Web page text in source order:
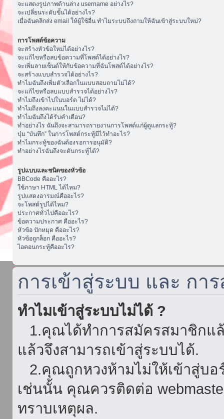
จะแสดงรูปภาพด้านล่าง username อย่างไร?
จะเปลี่ยนระดับขั้นได้อย่างไร?
เมื่อฉันคลิกส่ง email ให้ผู้ใช้อื่น ทำไมระบบถึงถามให้ฉันเข้าสู่ระบบใหม่?
การโพสต์ข้อความ
จะสร้างหัวข้อใหม่ได้อย่างไร?
จะแก้ไขหรือลบข้อความที่โพสต์ได้อย่างไร?
จะเพิ่มลายเซ็นต์ให้กับข้อความที่ฉันโพสต์ได้อย่างไร?
จะสร้างแบบสำรวจได้อย่างไร?
ทำไมฉันถึงเพิ่มตัวเลือกในแบบสอบถามไม่ได้?
จะแก้ไขหรือลบแบบสำรวจได้อย่างไร?
ทำไมถึงเข้าไปในบอร์ด ไม่ได้?
ทำไมถึงลงคะแนนในแบบสำรวจไม่ได้?
ทำไมฉันถึงได้รับคำเตือน?
ทำอย่างไร ฉันถึงจะสามารถรายงานการโพสต์แก่ผู้ดูแลกระทู้?
ปุ่ม “บันทึก” ในการโพสต์กระทู้มีไว้ทำอะไร?
ทำไมกระทู้ของฉันต้องรอการอนุมัติ?
ทำอย่างไรฉันถึงจะดันกระทู้ได้?
รูปแบบและชนิดของหัวข้อ
BBCode คืออะไร?
ใช้ภาษา HTML ได้ไหม?
รูปแสดงอารมณ์คืออะไร?
จะโพสต์รูปได้ไหม?
ประกาศทั่วไปคืออะไร?
ข้อความประกาศ คืออะไร?
หัวข้อ ปักหมุด คืออะไร?
หัวข้อถูกล็อก คืออะไร?
ไอคอนกระทู้คืออะไร?
การเข้าสู่ระบบ และ กา
ทำไมเข้าสู่ระบบไม่ได้ ?
1.คุณได้ทำการสมัครสมาชิกแ
แล้วจึงสามารถเข้าสู่ระบบได้.
2.คุณถูกหวงห้ามไม่ให้เข้าสู่บอ
เช่นนั้น คุณควรติดต่อ
ทราบเหตุผล.